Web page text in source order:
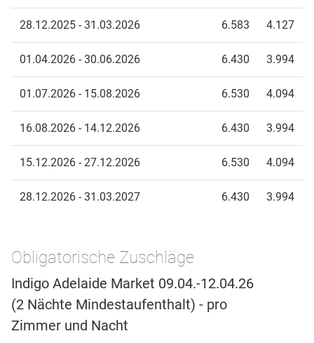
28.12.2025 - 31.03.2026 6.583 4.127
01.04.2026 - 30.06.2026 6.430 3.994
01.07.2026 - 15.08.2026 6.530 4.094
16.08.2026 - 14.12.2026 6.430 3.994
15.12.2026 - 27.12.2026 6.530 4.094
28.12.2026 - 31.03.2027 6.430 3.994
Obligatorische Zuschläge
Indigo Adelaide Market 09.04.-12.04.26
(2 Nächte Mindestaufenthalt) - pro
Zimmer und Nacht